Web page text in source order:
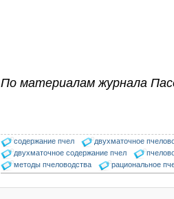
По материалам журнала
содержание пчел
двухматочное
двухматочное содержание пчел
методы пчеловодства
рациональное